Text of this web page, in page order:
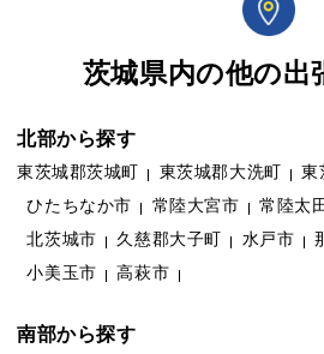
茨城県内の他の出
北部から探す
東茨城郡茨城町 東茨城郡大洗町
東
ひたちなか市
常陸大宮市 常陸太
北茨城市
久慈郡大子町 水戸市
小美玉市
高萩市
南部から探す